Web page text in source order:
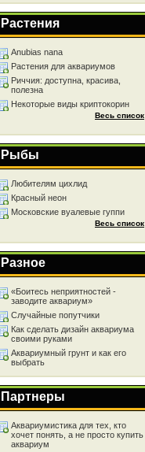
Растения
Anubias nana
Растения для аквариумов
Риччия: доступна, красива,
полезна
Некоторые виды криптокорин
Весь список
Рыбы
Любителям цихлид
Красный неон
Московские вуалевые гуппи
Весь список
Разное
«Боитесь неприятностей -
заводите аквариум»
Случайные попутчики
Как сделать дизайн аквариума
своими руками
Аквариумный грунт и как его
выбрать
Партнеры
Аквариумистика для тех, кто
хочет понять, а не просто купить
аквариум